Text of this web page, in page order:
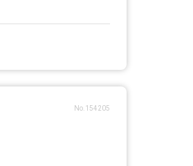
No.154205